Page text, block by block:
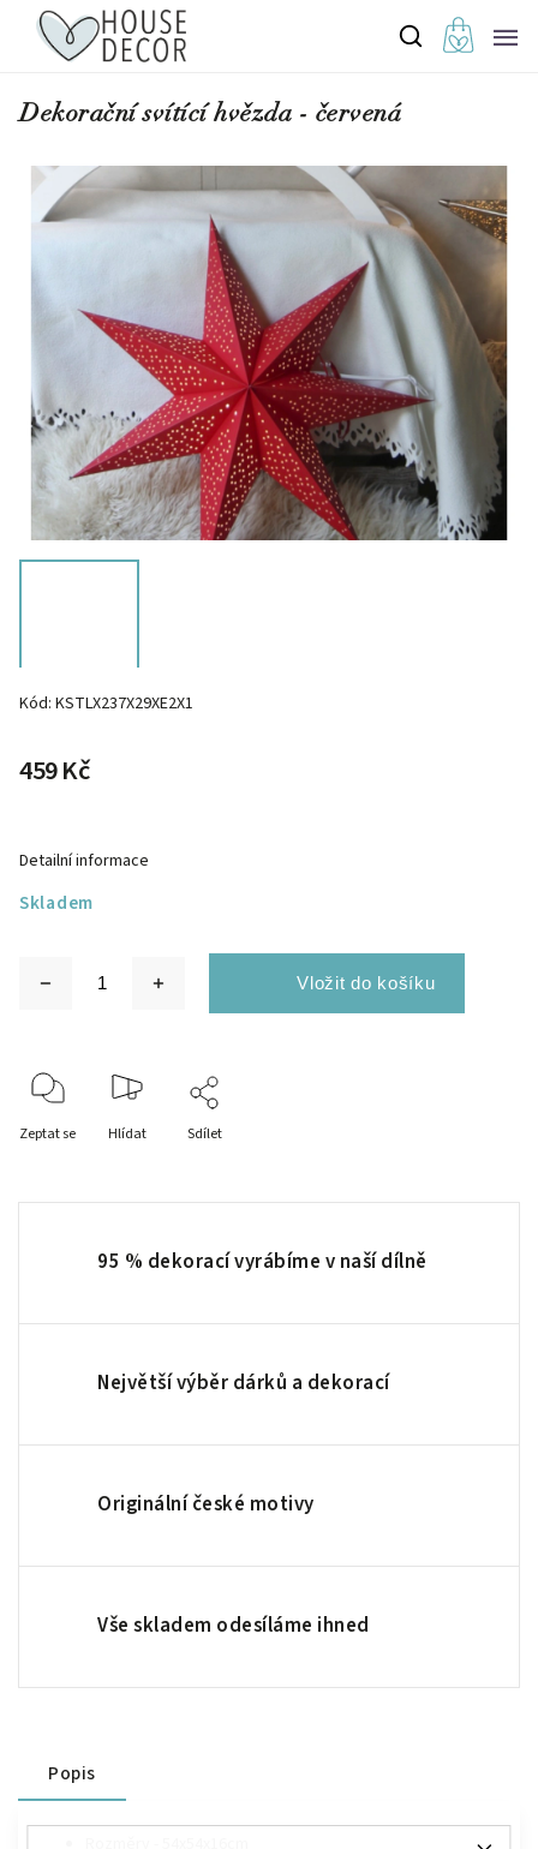
Dekorační svítící hvězda - červená
Kód: KSTLX237X29XE2X1
459 Kč
Skladem
Detailní informace
Zeptat se Hlídat Sdílet
95 % dekorací vyrábíme v naší dílně
Největší výběr dárků a dekorací
Originální české motivy
Vše skladem odesíláme ihned
Popis